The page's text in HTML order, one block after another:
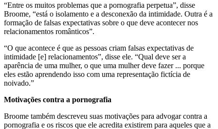
“Entre os muitos problemas que a pornografia perpetua”, disse
Broome, “está o isolamento e a desconexão da intimidade. Outra é a
formação de falsas expectativas sobre o que deve acontecer nos
relacionamentos românticos”.
“O que acontece é que as pessoas criam falsas expectativas de
intimidade [e] relacionamentos”, disse ele. “Qual deve ser a
aparência de uma mulher, o que uma mulher deve fazer ... porque
eles estão aprendendo isso com uma representação fictícia de
noivado.”
Motivações contra a pornografia
Broome também descreveu suas motivações para advogar contra a
pornografia e os riscos que ele acredita existirem para aqueles que a